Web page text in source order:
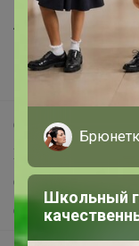
Анонсы
Новости
Поддержка альпак
Самое выгодное
Хиты продаж
Самое желанное
Самое быстрое
Школьный